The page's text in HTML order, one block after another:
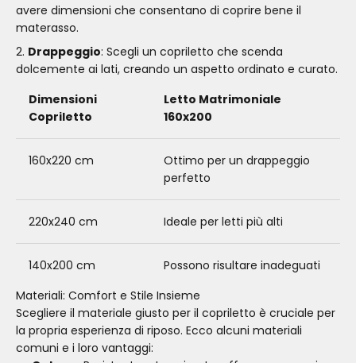
avere dimensioni che consentano di coprire bene il
materasso.
Drappeggio: Scegli un copriletto che scenda
dolcemente ai lati, creando un aspetto ordinato e curato.
Dimensioni
Copriletto
Letto Matrimoniale
160x200
160x220 cm
Ottimo per un drappeggio
perfetto
220x240 cm Ideale per letti più alti
140x200 cm
Possono risultare inadeguati
Materiali: Comfort e Stile Insieme
Scegliere il materiale giusto per il copriletto è cruciale per
la propria esperienza di riposo. Ecco alcuni materiali
comuni e i loro vantaggi: